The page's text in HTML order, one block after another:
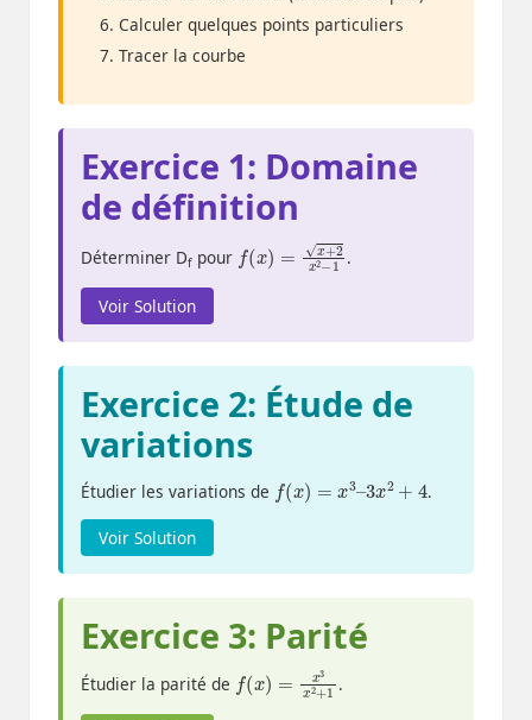
Calculer quelques points particuliers
Tracer la courbe
Exercice 1: Domaine
de définition
Déterminer Df pour
(x = 2x2−
1
.
Voir Solution
Exercice 2: Étude de
variations
Étudier les variations de
(x = 3 +4
.
Voir Solution
Exercice 3: Parité
Étudier la parité de
(x = 2+
1
.